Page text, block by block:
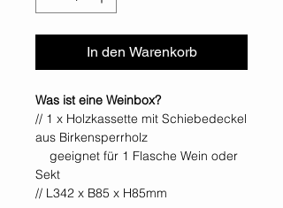
In den Warenkorb
Was ist eine Weinbox?
// 1 x Holzkassette mit Schiebedeckel
aus Birkensperrholz
geeignet für 1 Flasche Wein oder
Sekt
// L342 x B85 x H85mm